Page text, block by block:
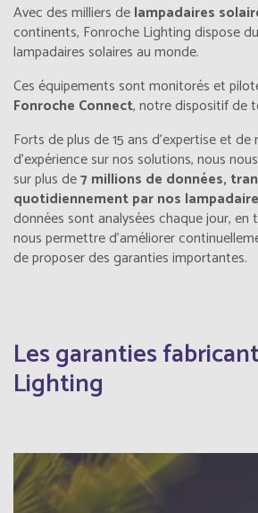
Avec des milliers delampadaires
continents, Fonroche Lighting dispose
lampadaires solaires au monde.
Ces équipements sont monitorés et
Fonroche Connect, notre dispositif de
Forts de plus de 15 ans d’expertise et
d’expérience sur nos solutions, nous
sur plus de7 millions de données,
quotidiennement par nos
données sont analysées chaque jour, en
nous permettre d'améliorer
de proposer des garanties importantes.
Les garanties
Lighting